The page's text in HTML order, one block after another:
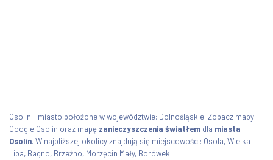
Osolin - miasto położone w województwie: Dolnośląskie. Zobacz mapy
Google Osolin oraz mapę zanieczyszczenia światłem dla miasta
Osolin. W najbliższej okolicy znajdują się miejscowości: Osola, Wielka
Lipa, Bagno, Brzeźno, Morzęcin Mały, Borówek.